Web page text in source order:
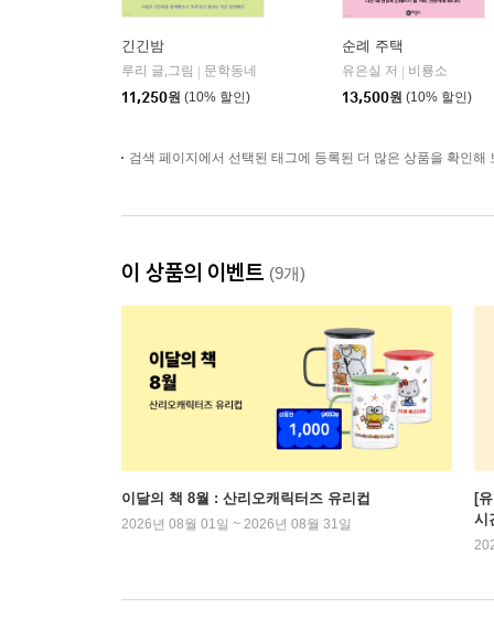
긴긴밤
루리 글,그림
문학동네
11,250원 (10% 할인)
순례 주택
유은실 저
비룡소
13,500원 (10% 할인)
검색 페이지에서 선택된 태그에 등록된 더 많은 상품을 확인해
이 상품의 이벤트 (9개)
이달의 책 8월 : 산리오캐릭터즈 유리컵
2026년 08월 01일 ~ 2026년 08월 31일
[
시